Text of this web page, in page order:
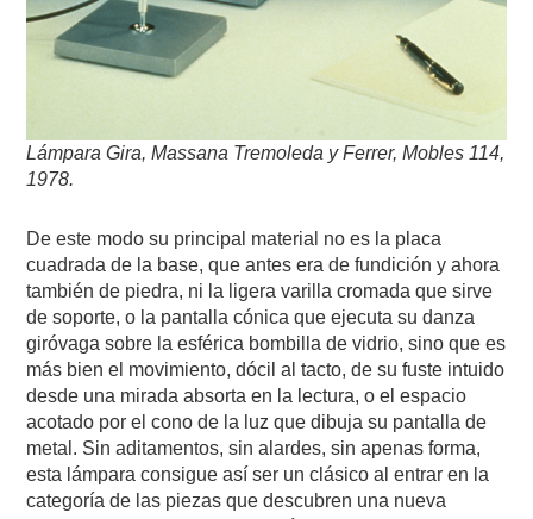
Lámpara Gira, Massana Tremoleda y Ferrer, Mobles 114,
1978.
De este modo su principal material no es la placa
cuadrada de la base, que antes era de fundición y ahora
también de piedra, ni la ligera varilla cromada que sirve
de soporte, o la pantalla cónica que ejecuta su danza
giróvaga sobre la esférica bombilla de vidrio, sino que es
más bien el movimiento, dócil al tacto, de su fuste intuido
desde una mirada absorta en la lectura, o el espacio
acotado por el cono de la luz que dibuja su pantalla de
metal. Sin aditamentos, sin alardes, sin apenas forma,
esta lámpara consigue así ser un clásico al entrar en la
categoría de las piezas que descubren una nueva